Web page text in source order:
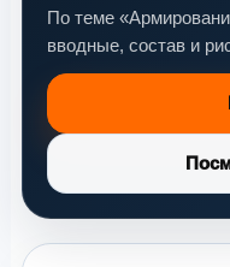
По теме
вводные, состав и